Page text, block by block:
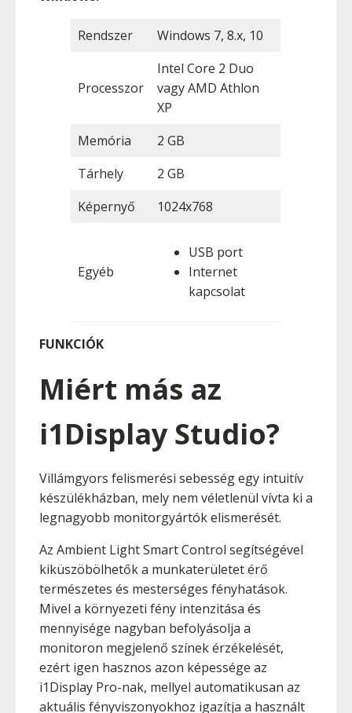
Rendszer Windows 7, 8.x, 10
Processzor
Intel Core 2 Duo
vagy AMD Athlon
XP
Memória
2 GB
Tárhely
2 GB
Képernyő
1024x768
Egyéb
USB port
Internet
kapcsolat
FUNKCIÓK
Miért más az
i1Display Studio?
Villámgyors felismerési sebesség egy intuitív
készülékházban, mely nem véletlenül vívta ki a
legnagyobb monitorgyártók elismerését.
Az Ambient Light Smart Control segítségével
kiküszöbölhetők a munkaterületet érő
természetes és mesterséges fényhatások.
Mivel a környezeti fény intenzitása és
mennyisége nagyban befolyásolja a
monitoron megjelenő színek érzékelését,
ezért igen hasznos azon képessége az
i1Display Pro-nak, mellyel automatikusan az
aktuális fényviszonyokhoz igazítja a használt